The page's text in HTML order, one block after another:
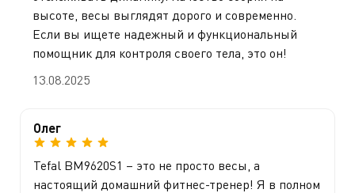
высоте, весы выглядят дорого и современно.
Если вы ищете надежный и функциональный
помощник для контроля своего тела, это он!
13.08.2025
Олег
Tefal BM9620S1 – это не просто весы, а
настоящий домашний фитнес-тренер! Я в полном